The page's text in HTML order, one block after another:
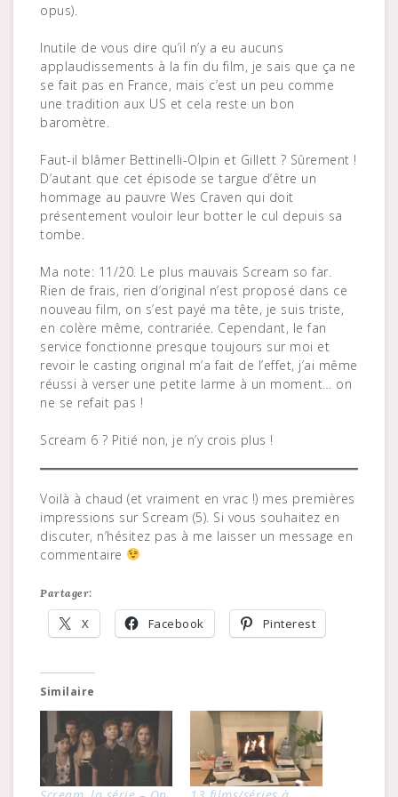
opus).
Inutile de vous dire qu’il n’y a eu aucuns
applaudissements à la fin du film, je sais que ça ne
se fait pas en France, mais c’est un peu comme
une tradition aux US et cela reste un bon
baromètre.
Faut-il blâmer Bettinelli-Olpin et Gillett ? Sûrement !
D’autant que cet épisode se targue d’être un
hommage au pauvre Wes Craven qui doit
présentement vouloir leur botter le cul depuis sa
tombe.
Ma note: 11/20. Le plus mauvais Scream so far.
Rien de frais, rien d’original n’est proposé dans ce
nouveau film, on s’est payé ma tête, je suis triste,
en colère même, contrariée. Cependant, le fan
service fonctionne presque toujours sur moi et
revoir le casting original m’a fait de l’effet, j’ai même
réussi à verser une petite larme à un moment… on
ne se refait pas !
Scream 6 ? Pitié non, je n’y crois plus !
Voilà à chaud (et vraiment en vrac !) mes premières
impressions sur Scream (5). Si vous souhaitez en
discuter, n’hésitez pas à me laisser un message en
commentaire
Partager:
X Facebook Pinterest
Similaire